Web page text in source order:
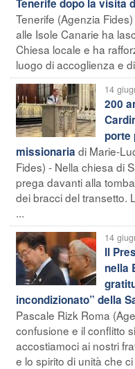
Tenerife dopo la visita
Tenerife (Agenzia
alle Isole Canarie ha
Chiesa locale e ha
luogo di accoglienza e
14
200
porte
missionaria di Marie-
Fides) - Nella chiesa di
prega davanti alla
dei bracci del transetto.
...
14
Il
nella
incondizionato” della
Pascale Rizk Roma
confusione e il conflitto
accostiamoci ai nostri
e lo spirito di unità che